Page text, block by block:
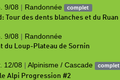
9/08 | Randonnée complet
Tour des dents blanches et du Ruan
9/08 | Randonnée
du Loup-Plateau de Sornin
12/08 | Alpinisme / Cascade complet
Alpi Progression #2